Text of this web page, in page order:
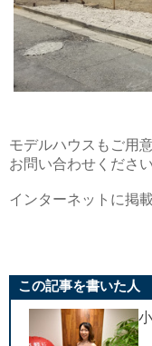
モデルハウスもご用
お問い合わせください
インターネットに掲
この記事を書いた人